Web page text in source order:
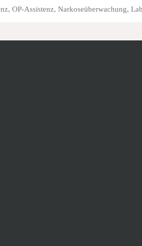
OP-Assistenz, Narkoseüberwachung,